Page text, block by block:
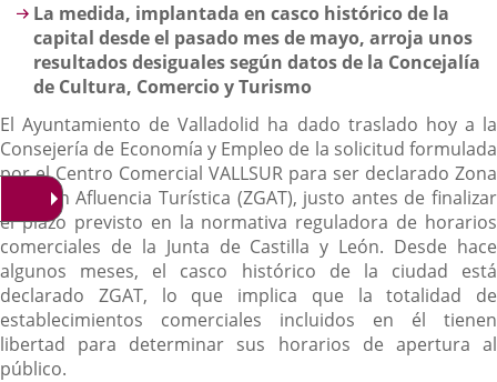
La medida, implantada en casco histórico de la
capital desde el pasado mes de mayo, arroja unos
resultados desiguales según datos de la Concejalía
de Cultura, Comercio y Turismo
El Ayuntamiento de Valladolid ha dado traslado hoy a la
Consejería de Economía y Empleo de la solicitud formulada
por el Centro Comercial VALLSUR para ser declarado Zona
de Gran Afluencia Turística (ZGAT), justo antes de finalizar
el plazo previsto en la normativa reguladora de horarios
comerciales de la Junta de Castilla y León. Desde hace
algunos meses, el casco histórico de la ciudad está
declarado ZGAT, lo que implica que la totalidad de
establecimientos comerciales incluidos en él tienen
libertad para determinar sus horarios de apertura al
público.